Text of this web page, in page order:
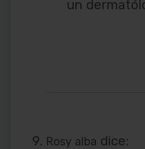
un
Rosy alba dice: